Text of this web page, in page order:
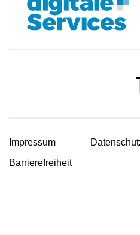
Impressum
Barrierefreiheit